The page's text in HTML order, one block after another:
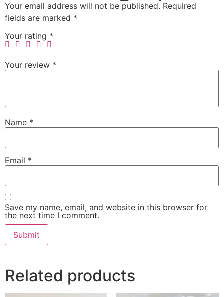
Your email address will not be published. Required
fields are marked *
Your rating *
Your review *
Name *
Email *
Save my name, email, and website in this browser for
the next time I comment.
Related products